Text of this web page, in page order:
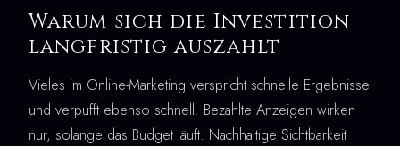
Warum sich die Investition
langfristig auszahlt
Vieles im Online-Marketing verspricht schnelle Ergebnisse
und verpufft ebenso schnell. Bezahlte Anzeigen wirken
nur, solange das Budget läuft. Nachhaltige Sichtbarkeit